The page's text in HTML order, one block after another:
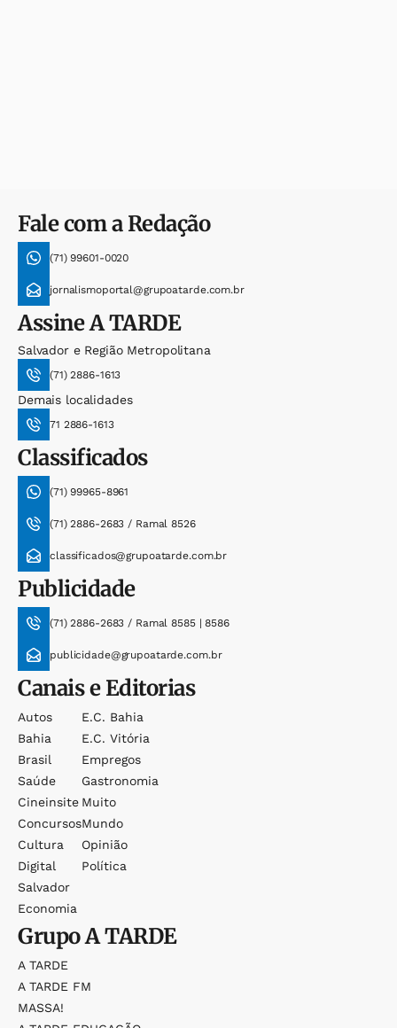
Fale com a Redação
(71) 99601-0020
jornalismoportal@grupoatarde.com.br
AssineA TARDE
Salvador e Região Metropolitana
(71) 2886-1613
Demais localidades
71 2886-1613
Classificados
(71) 99965-8961
(71) 2886-2683 / Ramal 8526
classificados@grupoatarde.com.br
Publicidade
(71) 2886-2683 / Ramal 8585 | 8586
publicidade@grupoatarde.com.br
Canais e Editorias
Autos
Bahia
Brasil
Saúde
Cineinsite
Concursos
Cultura
Digital
Salvador
Economia
E.c. Bahia
E.c. Vitória
Empregos
Gastronomia
Muito
Mundo
Opinião
Política
GrupoA TARDE
A TARDE
A TARDE FM
MASSA!